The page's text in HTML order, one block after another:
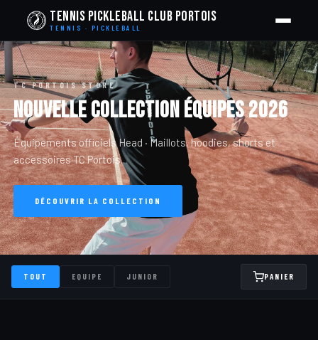
Tennis Pickleball Club Portois
TENNIS · PICKLEBALL
TC PORTOIS STORE
Nouvelle Collection Équipes 2026
Équipements officiels Head · Maillots, hoodies, shorts et
accessoires TC Portois.
DÉCOUVRIR LA COLLECTION
TOUT EQUIPE JUNIOR PANIER